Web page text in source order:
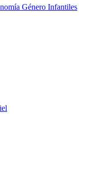
Género Infantiles